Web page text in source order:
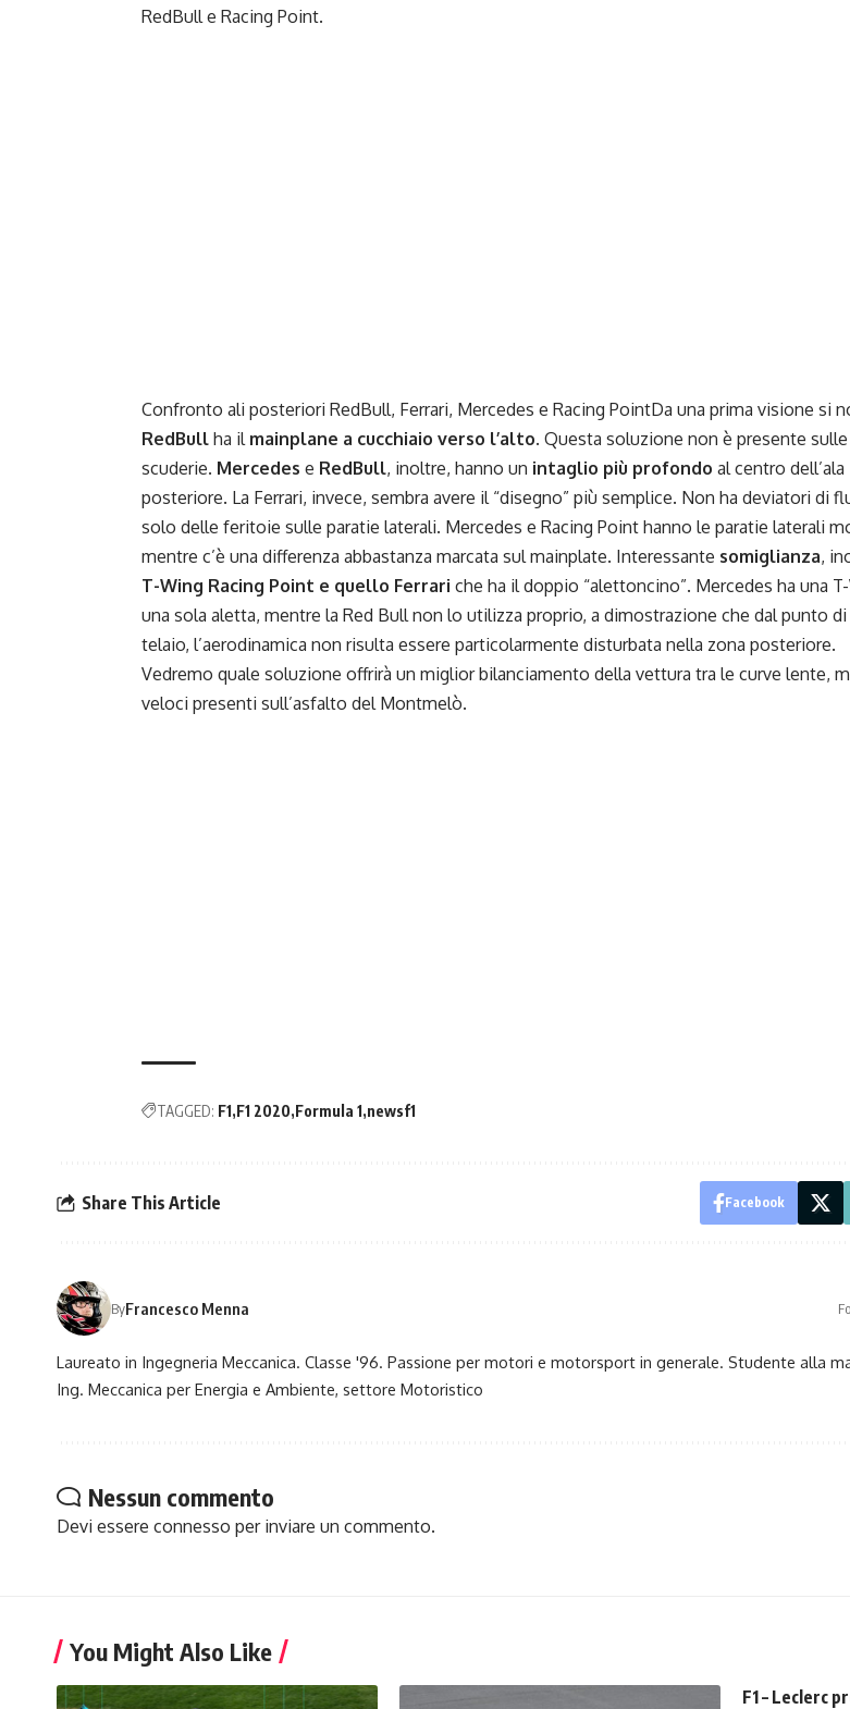
RedBull e Racing Point.
Confronto ali posteriori RedBull, Ferrari, Mercedes e Racing PointDa una prima visione si
RedBull ha il mainplane a cucchiaio verso l’alto. Questa soluzione non è presente
scuderie. Mercedes e RedBull, inoltre, hanno un intaglio più profondo al centro dell’ala
posteriore. La Ferrari, invece, sembra avere il “disegno” più semplice. Non ha deviatori di
solo delle feritoie sulle paratie laterali. Mercedes e Racing Point hanno le paratie laterali
mentre c’è una differenza abbastanza marcata sul mainplate. Interessante somiglianza,
T-Wing Racing Point e quello Ferrari che ha il doppio “alettoncino”. Mercedes ha una
una sola aletta, mentre la Red Bull non lo utilizza proprio, a dimostrazione che dal punto
telaio, l’aerodinamica non risulta essere particolarmente disturbata nella zona posteriore.
Vedremo quale soluzione offrirà un miglior bilanciamento della vettura tra le curve lente,
veloci presenti sull’asfalto del Montmelò.
TAGGED: F1 F1 2020 Formula 1 newsf1
Share This Article Facebook
ByFrancesco Menna
Laureato in Ingegneria Meccanica. Classe '96. Passione per motori e motorsport in generale. Studente alla
Ing. Meccanica per Energia e Ambiente, settore Motoristico
Nessun commento
Devi essere connesso per inviare un commento.
You Might Also Like
F1 – Leclerc